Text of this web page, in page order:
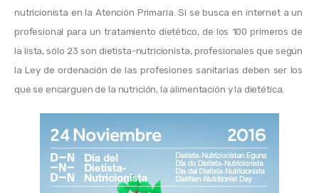
nutricionista en la Atención Primaria. Si se busca en internet a un
profesional para un tratamiento dietético, de los 100 primeros de
la lista, sólo 23 son dietista-nutricionista, profesionales que según
la Ley de ordenación de las profesiones sanitarias deben ser los
que se encarguen de la nutrición, la alimentación y la dietética.